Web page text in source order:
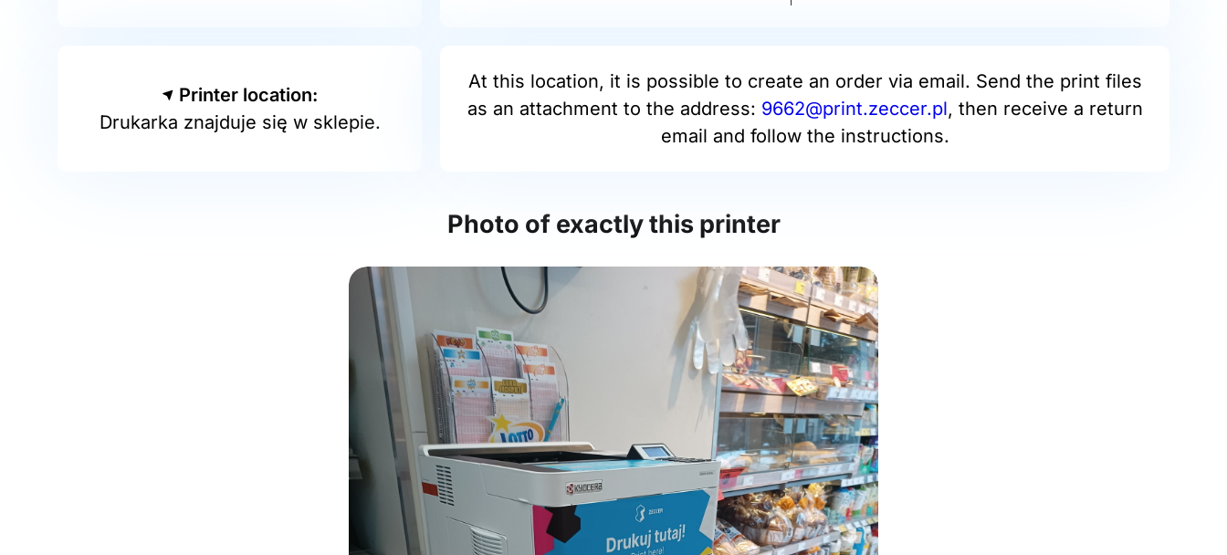
Printer location:
Drukarka znajduje się w sklepie.
At this location, it is possible to create an order via email. Send the print files
as an attachment to the address: 9662@print.zeccer.pl, then receive a return
email and follow the instructions.
Photo of exactly this printer